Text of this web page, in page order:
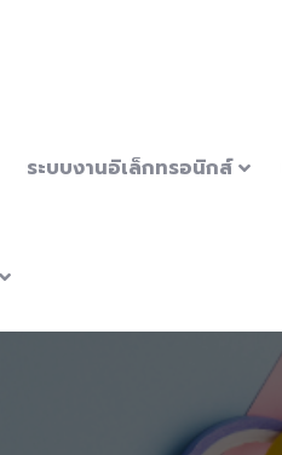
ระบบงานอิเล็กทรอนิกส์